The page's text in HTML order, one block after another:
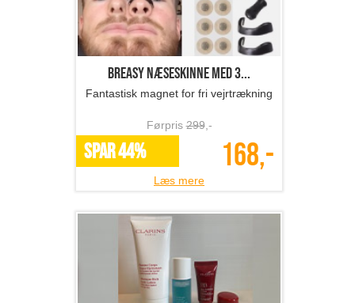
Breasy Næseskinne med 3...
Fantastisk magnet for fri vejrtrækning
Førpris299,-
SPAR 44% 168,-
Læs mere